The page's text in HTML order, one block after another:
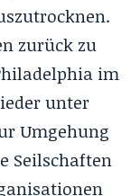
zurück zu
im
unter
Umgehung
Seilschaften